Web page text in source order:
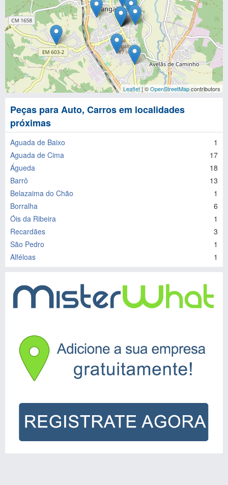
Leaflet | ©OpenStreetMapcontributors
Peças para Auto, Carros em localidades
próximas
Aguada de Baixo
1
Aguada de Cima
17
Águeda
18
Barrô
13
Belazaima do Chão
1
Borralha
6
Óis da Ribeira
1
Recardães
3
São Pedro
1
Alféloas
1